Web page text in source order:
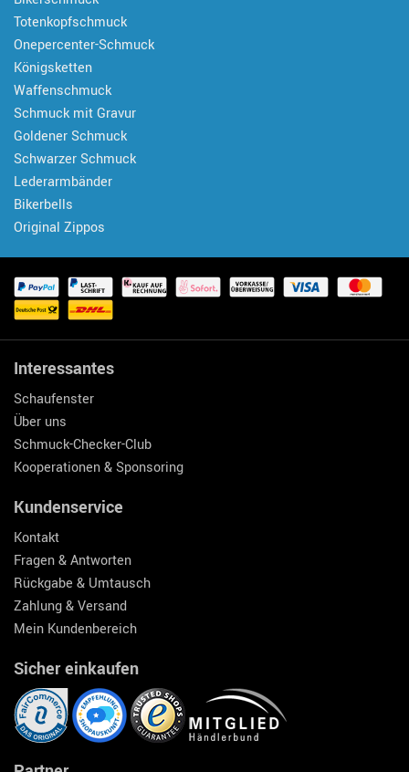
Totenkopfschmuck
Onepercenter-Schmuck
Königsketten
Waffenschmuck
Schmuck mit Gravur
Goldener Schmuck
Schwarzer Schmuck
Lederarmbänder
Bikerbells
Original Zippos
Interessantes
Schaufenster
Über uns
Schmuck-Checker-Club
Kooperationen & Sponsoring
Kundenservice
Kontakt
Fragen & Antworten
Rückgabe & Umtausch
Zahlung & Versand
Mein Kundenbereich
Sicher einkaufen